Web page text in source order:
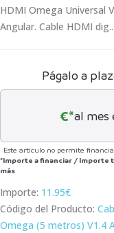
HDMI Omega Universal
Angular. Cable HDMI dig..
Págalo a
€*al mes
Este artículo no permite
*Importe a financiar / Importe
más
Importe: 11.95€
Código del Producto:
Omega (5 metros) V1.4